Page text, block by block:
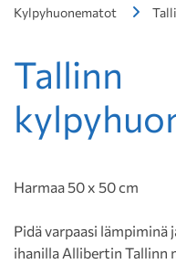
Kylpyhuonematot
Tallinn
Harmaa 50 x 50 cm
Pidä varpaasi
ihanilla Allibertin Tallinn